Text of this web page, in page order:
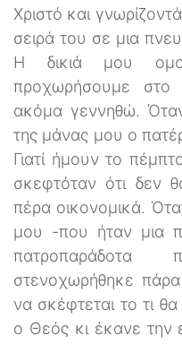
Χριστό και
σειρά του σε μια
Η δικιά μου
προχωρήσουμε στο
ακόμα γεννηθώ.
της μάνας μου ο
Γιατί ήμουν το
σκεφτόταν ότι δεν
πέρα οικονομικά.
μου -που ήταν μια
στενοχωρήθηκε
να σκέφτεται το τι
ο Θεός κι έκανε την